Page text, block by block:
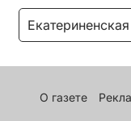
О газете